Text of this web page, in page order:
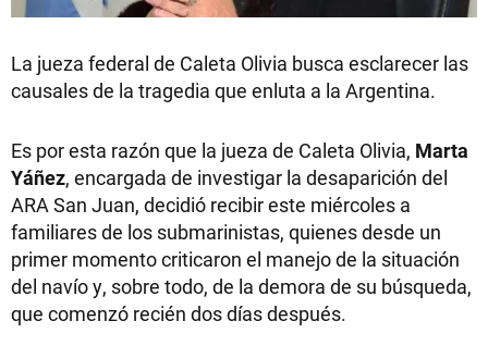
La jueza federal de Caleta Olivia busca esclarecer las
causales de la tragedia que enluta a la Argentina.
Es por esta razón que la jueza de Caleta Olivia, Marta
Yáñez, encargada de investigar la desaparición del
ARA San Juan, decidió recibir este miércoles a
familiares de los submarinistas, quienes desde un
primer momento criticaron el manejo de la situación
del navío y, sobre todo, de la demora de su búsqueda,
que comenzó recién dos días después.